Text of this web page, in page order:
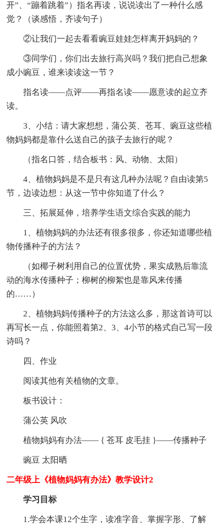
开”、“蹦着跳着”）指名再读，说说读出了一种什么感
觉？（谈感悟，齐读句子）
②让我们一起去看看豌豆娃娃怎样离开妈妈的？
③同学们，你们出去旅行高兴吗？我们把自己想象
成小豌豆，谁来读读这一节？
指名读——点评——再指名读——愿意读的起立齐
读。
3、小结：请大家想想，蒲公英、苍耳、豌豆这些植
物妈妈都是靠什么送自己的孩子去旅行的呢？
（指名口答，结合板书：风、动物、太阳）
4、植物妈妈是不是只有这几种办法呢？自由读第5
节，边读边想：从这一节中你知道了什么？
三、拓展延伸，培养学生语文综合实践的能力
1、植物妈妈的办法还有很多很多，你还知道哪些植
物传播种子的方法？
（如椰子树利用自己的位置优势，果实成熟后靠流
动的海水传播种子；柳树的柳絮也是靠风来传播
的……）
2、植物妈妈传播种子的方法这么多，那这首诗可以
再写长一点，你能照着第2、3、4小节的格式自己写一段
诗吗？
四、作业
阅读其他有关植物的文章。
板书设计：
蒲公英 风吹
植物妈妈有办法—— { 苍耳 皮毛挂 }——传播种子
豌豆 太阳晒
二年级上《植物妈妈有办法》教学设计2
学习目标
1.学会本课12个生字，读准字音、掌握字形、了解